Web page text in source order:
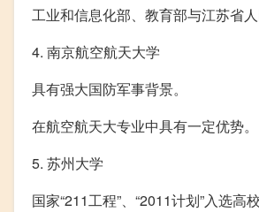
工业和信息化部、教育部与江苏省人
4. 南京航空航天大学
具有强大国防军事背景。
在航空航天大专业中具有一定优势。
5. 苏州大学
国家“211工程”、“2011计划”入选高校